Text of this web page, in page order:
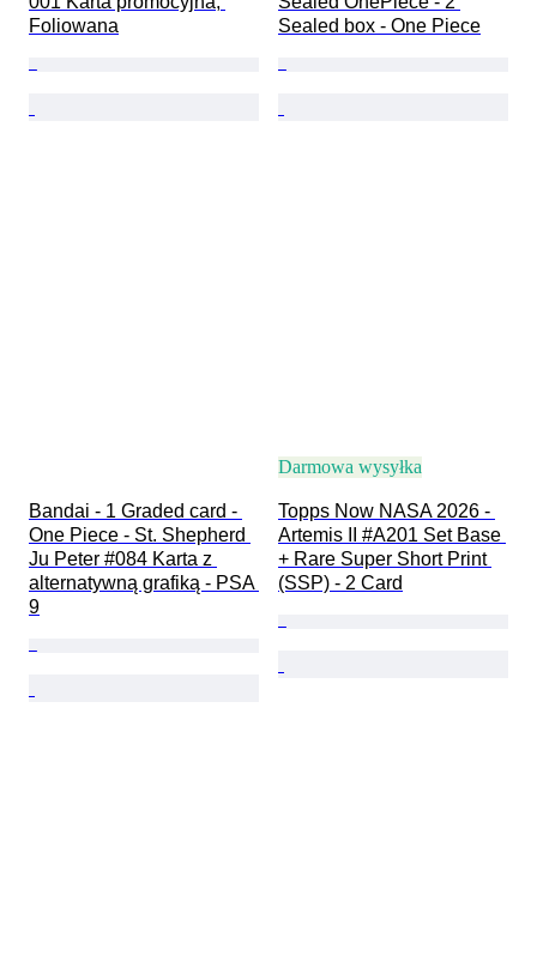
Foliowana
Sealed box - One Piece
Bandai - 1 Graded card -
One Piece - St. Shepherd
Ju Peter #084 Karta z
alternatywną grafiką - PSA
9
Darmowa wysyłka
Topps Now NASA 2026 -
Artemis II #A201 Set Base
+ Rare Super Short Print
(SSP) - 2 Card